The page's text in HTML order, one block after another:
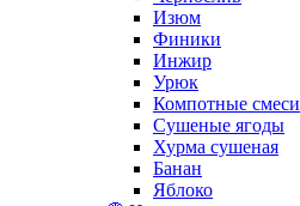
Изюм
Финики
Инжир
Урюк
Компотные смеси
Сушеные ягоды
Хурма сушеная
Банан
Яблоко